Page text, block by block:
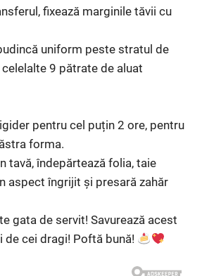
fixează marginile tăvii cu
uniform peste stratul de
9 pătrate de aluat
pentru cel puțin 2 ore, pentru
forma.
tavă, îndepărtează folia, taie
aspect îngrijit și presară zahăr
gata de servit! Savurează acest
de cei dragi! Poftă bună!